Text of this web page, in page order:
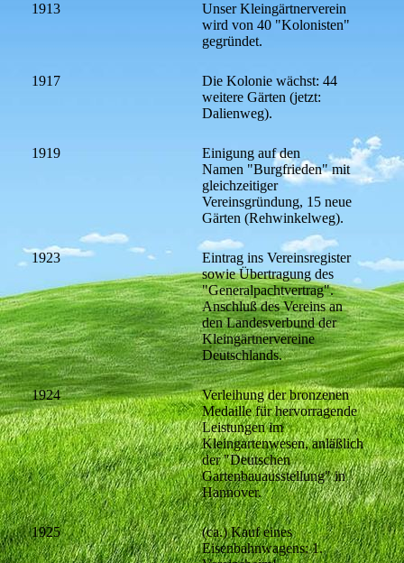
1913
Unser Kleingärtnerverein
wird von 40 "Kolonisten"
gegründet.
1917
Die Kolonie wächst: 44
weitere Gärten (jetzt:
Dalienweg).
1919
Einigung auf den
Namen "Burgfrieden" mit
gleichzeitiger
Vereinsgründung, 15 neue
Gärten (Rehwinkelweg).
1923
Eintrag ins Vereinsregister
sowie Übertragung des
"Generalpachtvertrag".
Anschluß des Vereins an
den Landesverbund der
Kleingärtnervereine
Deutschlands.
1924
Verleihung der bronzenen
Medaille für hervorragende
Leistungen im
Kleingartenwesen, anläßlich
der "Deutschen
Gartenbauausstellung" in
Hannover.
1925
(ca.) Kauf eines
Eisenbahnwagens: 1.